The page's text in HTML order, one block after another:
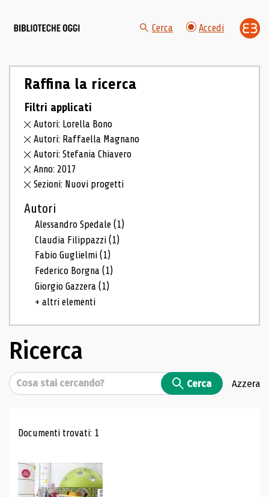
Cerca Accedi
Raffina la ricerca
Filtri applicati
Autori: Lorella Bono
Autori: Raffaella Magnano
Autori: Stefania Chiavero
Anno: 2017
Sezioni: Nuovi progetti
Autori
Alessandro Spedale(1)
Claudia Filippazzi(1)
Fabio Guglielmi(1)
Federico Borgna(1)
Giorgio Gazzera(1)
+ altri elementi
Ricerca
Cerca Cerca Azzera
Risultati di ricerca
Documenti trovati: 1